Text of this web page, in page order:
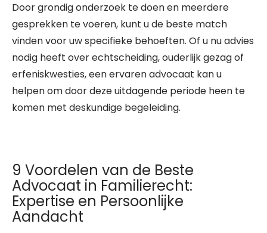
Door grondig onderzoek te doen en meerdere
gesprekken te voeren, kunt u de beste match
vinden voor uw specifieke behoeften. Of u nu advies
nodig heeft over echtscheiding, ouderlijk gezag of
erfeniskwesties, een ervaren advocaat kan u
helpen om door deze uitdagende periode heen te
komen met deskundige begeleiding.
9 Voordelen van de Beste
Advocaat in Familierecht:
Expertise en Persoonlijke
Aandacht